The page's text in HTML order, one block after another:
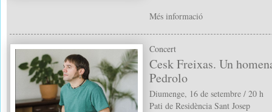
Més informació
Concert
Cesk Freixas. Un
Pedrolo
Diumenge, 16 de setembre / 20 h
Pati de Residència Sant Josep